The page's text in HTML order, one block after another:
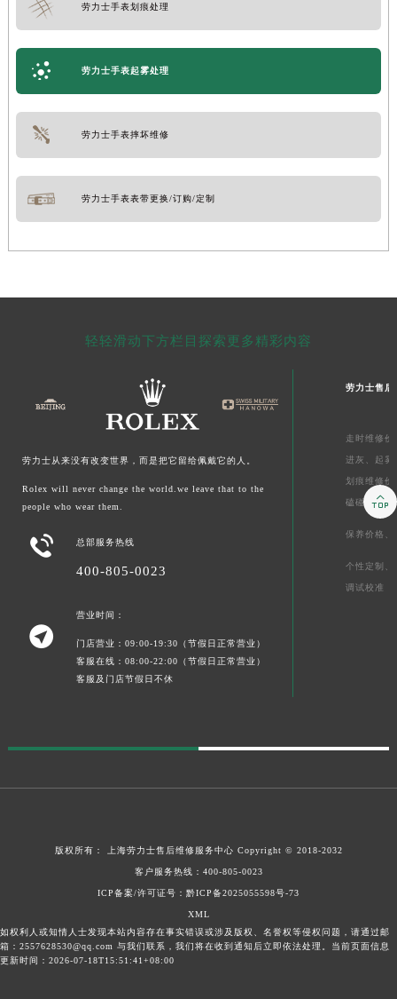
劳力士手表划痕处理
劳力士手表起雾处理
劳力士手表摔坏维修
劳力士手表表带更换/订购/定制
轻轻滑动下方栏目探索更多精彩内容
劳力士从来没有改变世界，而是把它留给佩戴它的人。
Rolex will never change the world.we leave that to the
people who wear them.
 总部服务热线
400-805-0023

营业时间：
门店营业：09:00-19:30（节假日正常营业）
客服在线：08:00-22:00（节假日正常营业）
客服及门店节假日不休
劳力士售后
走时维修价
进灰、 起雾
划痕维修价
磕碰摔坏
保养价格、
个性定制、
调试校准
版权所有： 上海劳力士售后维修服务中心 Copyright © 2018-2032
客户服务热线： 400-805-0023
ICP备案/许可证号：黔ICP备2025055598号-73
XML
如权利人或知情人士发现本站内容存在事实错误或涉及版权、名誉权等侵权问题，请通过邮
箱：2557628530@qq.com 与我们联系，我们将在收到通知后立即依法处理。当前页面信息
更新时间：2026-07-18T15:51:41+08:00
